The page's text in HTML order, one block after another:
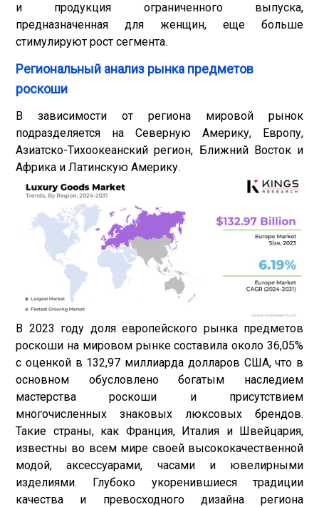
и продукция ограниченного выпуска,
предназначенная для женщин, еще больше
стимулируют рост сегмента.
Региональный анализ рынка предметов
роскоши
В зависимости от региона мировой рынок
подразделяется на Северную Америку, Европу,
Азиатско-Тихоокеанский регион, Ближний Восток и
Африка и Латинскую Америку.
В 2023 году доля европейского рынка предметов
роскоши на мировом рынке составила около 36,05%
с оценкой в ​​132,97 миллиарда долларов США, что в
основном обусловлено богатым наследием
мастерства роскоши и присутствием
многочисленных знаковых люксовых брендов.
Такие страны, как Франция, Италия и Швейцария,
известны во всем мире своей высококачественной
модой, аксессуарами, часами и ювелирными
изделиями. Глубоко укоренившиеся традиции
качества и превосходного дизайна региона